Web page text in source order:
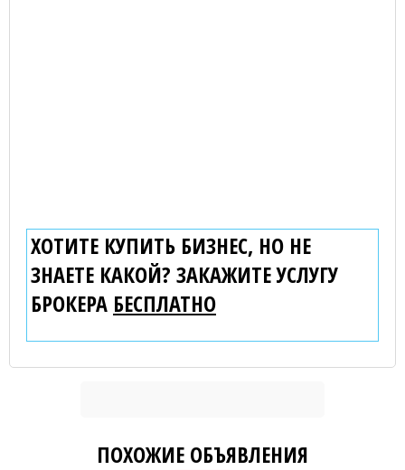
ХОТИТЕ КУПИТЬ БИЗНЕС, НО НЕ
ЗНАЕТЕ КАКОЙ? ЗАКАЖИТЕ УСЛУГУ
БРОКЕРА БЕСПЛАТНО
ПОХОЖИЕ ОБЪЯВЛЕНИЯ